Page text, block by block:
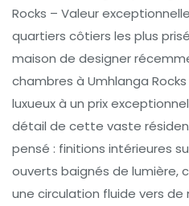
Rocks – Valeur
quartiers côtiers les plus
maison de designer
chambres à Umhlanga
luxueux à un prix
détail de cette vaste
pensé : finitions intérieures
ouverts baignés de lumière,
une circulation fluide vers de